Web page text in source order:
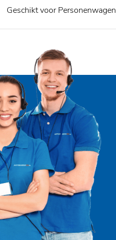
Geschikt voor Personenwagen